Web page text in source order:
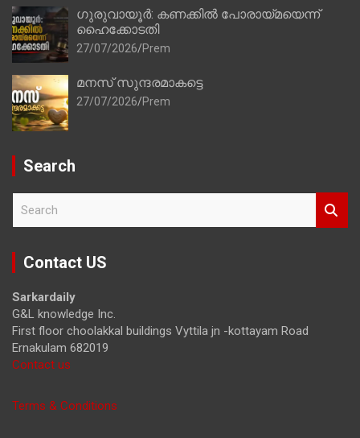
ഗുരുവായൂർ: കണക്കിൽ പോരായ്മയെന്ന്
ഹൈക്കോടതി
27/07/2026 Prem
മനസ് സുന്ദരമാകട്ടെ
27/07/2026 Prem
Search
r
Contact US
Sarkardaily
G&L knowledge Inc.
First floor choolakkal buildings Vyttila jn -kottayam Road
Ernakulam 682019
Contact us
Terms & Conditions